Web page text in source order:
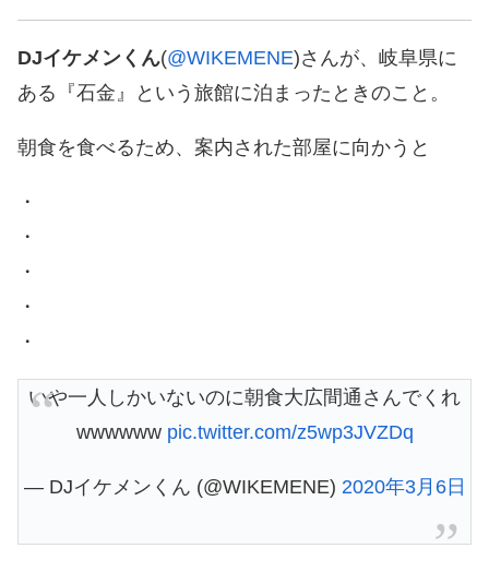
DJイケメンくん(@WIKEMENE)さんが、岐阜県に
ある『石金』という旅館に泊まったときのこと。
朝食を食べるため、案内された部屋に向かうと
・
・
・
・
・
いや一人しかいないのに朝食大広間通さんでくれ
wwwwww pic.twitter.com/z5wp3JVZDq
— DJイケメンくん (@WIKEMENE) 2020年3月6日